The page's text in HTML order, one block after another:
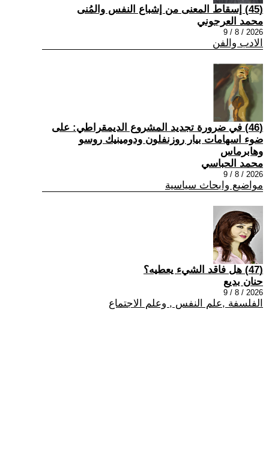
(45) إسقاط المعنى من إشباع النفس والمُنى
محمد العرجوني
2026 / 8 / 9
الادب والفن
(46) في ضرورة تجديد المشروع الديمقراطي: على
ضوء اسهامات بيار روزنفلون ودومينيك روسو
وهابرماس
محمد الحباسي
2026 / 8 / 9
مواضيع وابحاث سياسية
(47) هل فاقد الشيء يعطيه؟
حنان بديع
2026 / 8 / 9
الفلسفة ,علم النفس , وعلم الاجتماع